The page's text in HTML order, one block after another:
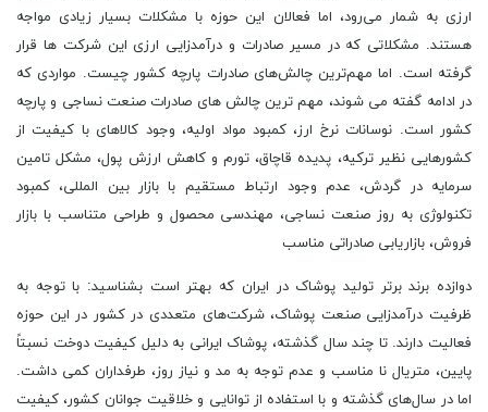
ارزی به شمار می‌رود، اما فعالان این حوزه با مشکلات بسیار زیادی مواجه
هستند. مشکلاتی که در مسیر صادرات و درآمدزایی ارزی این شرکت‌ ها قرار
گرفته است. اما مهم‌ترین چالش‌های صادرات پارچه کشور چیست. مواردی که
در ادامه گفته می شوند، مهم‌ ترین چالش‌ های صادرات صنعت نساجی و پارچه
کشور است. نوسانات نرخ ارز، کمبود مواد اولیه، وجود کالاهای با کیفیت از
کشورهایی نظیر ترکیه، پدیده قاچاق، تورم و کاهش ارزش پول، مشکل تامین
سرمایه در گردش، عدم وجود ارتباط مستقیم با بازار بین ‌المللی، کمبود
تکنولوژی به روز صنعت نساجی، مهندسی محصول و طراحی متناسب با بازار
فروش، بازاریابی صادراتی مناسب
دوازده برند برتر تولید پوشاک در ایران که بهتر است بشناسید: با توجه به
ظرفیت درآمدزایی صنعت پوشاک، شرکت‌های متعددی در کشور در این حوزه
فعالیت دارند. تا چند سال گذشته، پوشاک ایرانی به دلیل کیفیت دوخت نسبتاً
پایین، متریال نا مناسب و عدم توجه به مد و نیاز روز، طرفداران کمی داشت.
اما در سال‌های گذشته و با استفاده از توانایی و خلاقیت جوانان کشور، کیفیت